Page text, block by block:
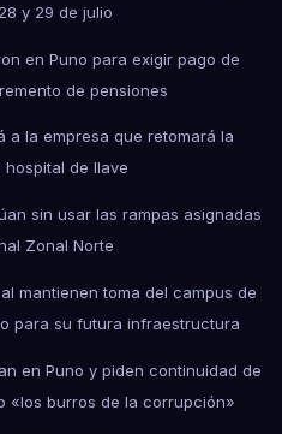
y 29 de julio
en Puno para exigir pago de
de pensiones
a la empresa que retomará la
de Ilave
sin usar las rampas asignadas
Zonal Norte
mantienen toma del campus de
para su futura infraestructura
en Puno y piden continuidad de
«los burros de la corrupción»